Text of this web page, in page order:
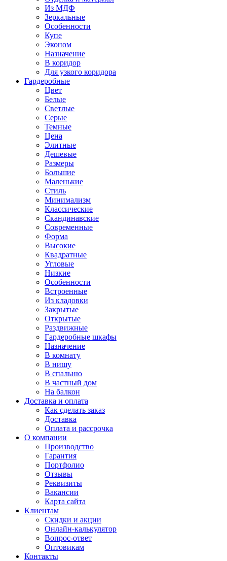
Из МДФ
Зеркальные
Особенности
Купе
Эконом
Назначение
В коридор
Для узкого коридора
Гардеробные
Цвет
Белые
Светлые
Серые
Темные
Цена
Элитные
Дешевые
Размеры
Большие
Маленькие
Стиль
Минимализм
Классические
Скандинавские
Современные
Форма
Высокие
Квадратные
Угловые
Низкие
Особенности
Встроенные
Из кладовки
Закрытые
Открытые
Раздвижные
Гардеробные шкафы
Назначение
В комнату
В нишу
В спальню
В частный дом
На балкон
Доставка и оплата
Как сделать заказ
Доставка
Оплата и рассрочка
О компании
Производство
Гарантия
Портфолио
Отзывы
Реквизиты
Вакансии
Карта сайта
Клиентам
Скидки и акции
Онлайн-калькулятор
Вопрос-ответ
Оптовикам
Контакты